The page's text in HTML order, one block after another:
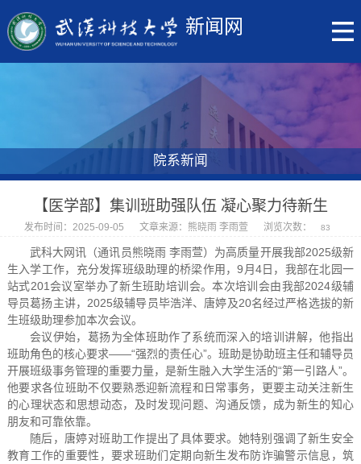
新闻网
院系新闻
【医学部】集训班助强队伍 凝心聚力待新生
发布时间：2025-09-05 文章来源：熊晓雨 李雨萱 浏览次数： 83
武科大网讯（通讯员熊晓雨 李雨萱）为高质量开展我部2025级新
生入学工作，充分发挥班级助理的桥梁作用，9月4日，我部在北园一
站式201会议室举办了新生班助培训会。本次培训会由我部2024级辅
导员葛扬主讲，2025级辅导员毕浩洋、唐婷及20名经过严格选拔的新
生班级助理参加本次会议。
会议伊始，葛扬为全体班助作了系统而深入的培训讲解，他指出
班助角色的核心要求——“强烈的责任心”。班助是协助班主任和辅导员
开展班级事务管理的重要力量，是新生融入大学生活的“第一引路人”。
他要求各位班助不仅要熟悉迎新流程和日常事务，更要主动关注新生
的心理状态和思想动态，及时发现问题、沟通反馈，成为新生的知心
朋友和可靠依靠。
随后，唐婷对班助工作提出了具体要求。她特别强调了新生安全
教育工作的重要性，要求班助们定期向新生发布防诈骗警示信息，筑